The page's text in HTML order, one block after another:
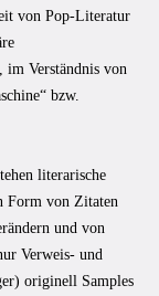
von Pop-Literatur
im Verständnis von
bzw.
literarische
Form von Zitaten
und von
Verweis- und
originell Samples